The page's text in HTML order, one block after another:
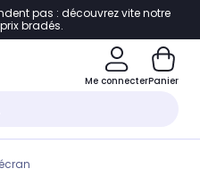
de page
pas : découvrez vite notre
bradés.
Me connecterPanier